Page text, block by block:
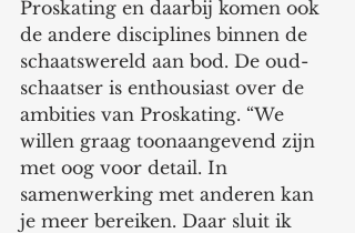
Proskating en daarbij komen ook
de andere disciplines binnen de
schaatswereld aan bod. De oud-
schaatser is enthousiast over de
ambities van Proskating. “We
willen graag toonaangevend zijn
met oog voor detail. In
samenwerking met anderen kan
je meer bereiken. Daar sluit ik